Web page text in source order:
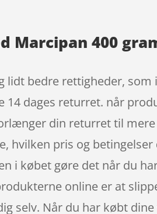
Marcipan 400
lidt bedre rettigheder,
14 dages returret. når
din returret til
hvilken pris og
i købet gøre det når du
online er at
selv. Når du har købt